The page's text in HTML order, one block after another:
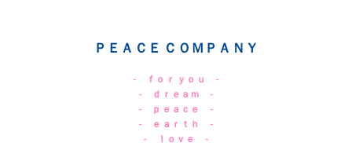
ＰＥＡＣＥ ＣＯＭＰＡＮＹ
- ｆｏｒ ｙｏｕ -
- ｄｒｅａｍ -
- ｐｅａｃｅ -
- ｅａｒｔｈ -
- ｌｏｖｅ -